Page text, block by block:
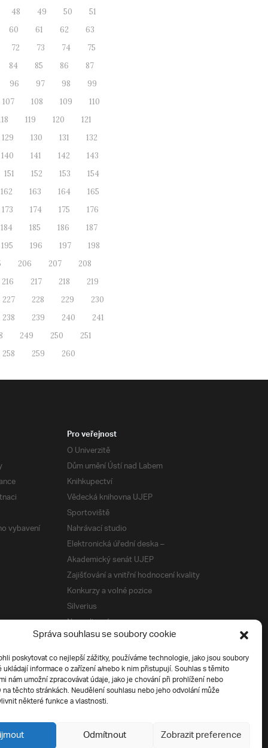
Správa souhlasu se soubory cookie
poskytovat co nejlepší zážitky, používáme technologie, jako jsou soubory
informace o zařízení a/nebo k nim přistupují. Souhlas s těmito
nám umožní zpracovávat údaje, jako je chování při prohlížení nebo
těchto stránkách. Neudělení souhlasu nebo jeho odvolání může
některé funkce a vlastnosti.
Odmítnout Zobrazit preference
48
49 50
51
60
61 62
63
72
73 74
75
84
85 86
87
96
97 98
99
107
108 109
110
119 120
121
129
130 131
132
140
141 142
143
151
152 153
154
162
163 164
165
173
174 175
176
184
185 186
187
195
196 197
198
206 207
208
216
217 218
219
227
228 229
230
238
239 240
241
249 250
251
258
259 260
vybavení
Pro veřejnost
O Univerzitě
Dům umění Ústí nad Labem
Knihkupectví
Vědecká knihovna UJEP
Sportoviště
Nahrávací studio
Elektronická úřední deska –
Akademický senát UJEP
Zajišťování a vnitřní hodnocení kvality
Konkurzy a volné pozice
Silverius
Napsali o nás
Tiskové zprávy